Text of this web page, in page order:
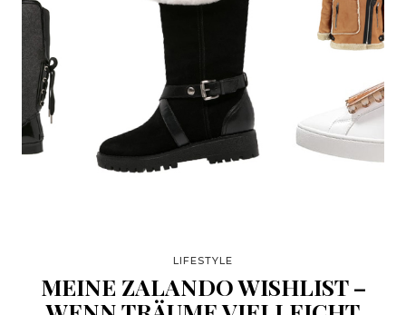
LIFESTYLE
MEINE ZALANDO WISHLIST –